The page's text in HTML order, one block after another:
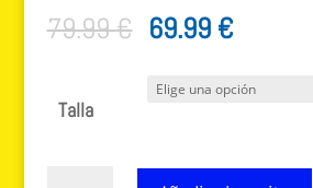
79.99€ El
original
79.99 €.
69.99 €El
actual
69.99 €.
Talla